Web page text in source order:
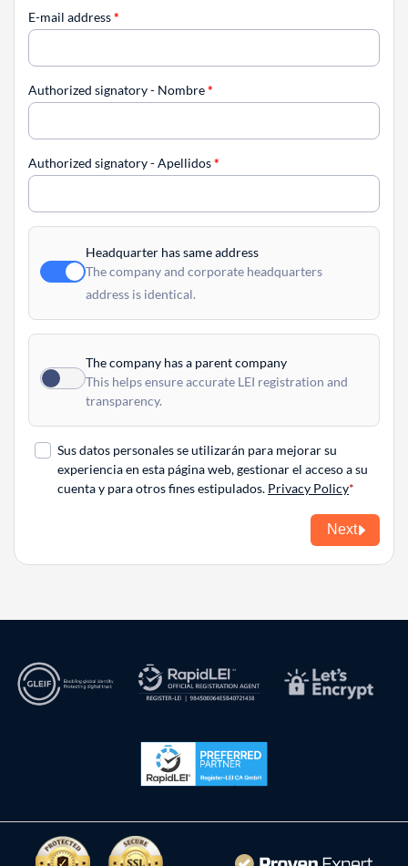
E-mail address*
Authorized signatory - Nombre*
Authorized signatory - Apellidos*
Headquarter has same address
The company and corporate headquarters
address is identical.
The company has a parent company
This helps ensure accurate LEI registration and
transparency.
Sus datos personales se utilizarán para mejorar su
experiencia en esta página web, gestionar el acceso a su
cuenta y para otros fines estipulados. Privacy Policy
Next